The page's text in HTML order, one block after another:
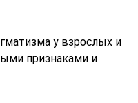
у взрослых и
признаками и